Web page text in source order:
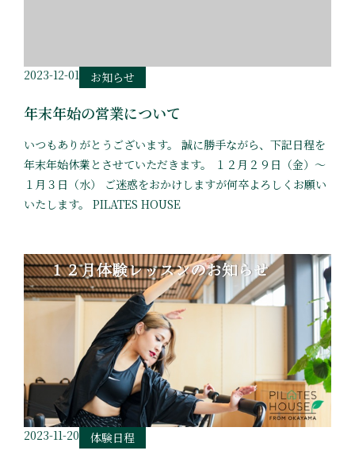
2023-12-01 お知らせ
年末年始の営業について
いつもありがとうございます。 誠に勝手ながら、下記日程を
年末年始休業とさせていただきます。 １２月２９日（金）〜
１月３日（水） ご迷惑をおかけしますが何卒よろしくお願い
いたします。 PILATES HOUSE
2023-11-20 体験日程